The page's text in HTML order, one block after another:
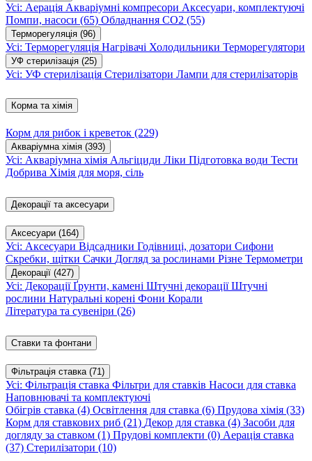
Усі: Аерація Акваріумні компресори Аксесуари, комплектуючі
Помпи, насоси (65) Обладнання CO2 (55)
Терморегуляція (96)
Усі: Терморегуляція Нагрівачі Холодильники Терморегулятори
УФ стерилізація (25)
Усі: УФ стерилізація Стерилізатори Лампи для стерилізаторів
Корма та хімія
Корм для рибок і креветок (229)
Акваріумна хімія (393)
Усі: Акваріумна хімія Альгіциди Ліки Підготовка води Тести
Добрива Хімія для моря, сіль
Декорації та аксесуари
Аксесуари (164)
Усі: Аксесуари Відсадники Годівниці, дозатори Сифони
Скребки, щітки Сачки Догляд за рослинами Різне Термометри
Декорації (427)
Усі: ДекораціїҐрунти, камені Штучні декораціїШтучні
рослини Натуральні корені Фони Корали
Література та сувеніри (26)
Ставки та фонтани
Фільтрація ставка (71)
Усі: Фільтрація ставка Фільтри для ставків Насоси для ставка
Наповнювачі та комплектуючі
Обігрів ставка (4) Освітлення для ставка (6) Прудова хімія (33)
Корм для ставкових риб (21) Декор для ставка (4) Засоби для
догляду за ставком (1) Прудові комплекти (0) Аерація ставка
(37) Стерилізатори (10)